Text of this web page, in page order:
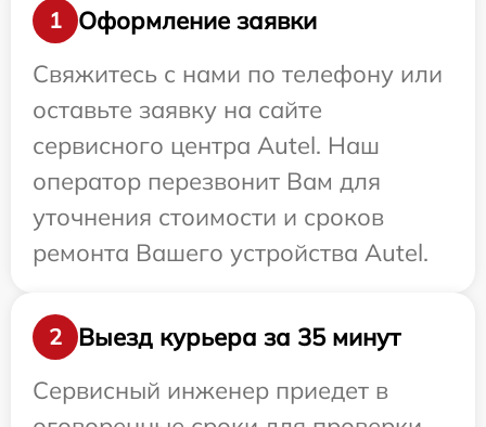
1
Оформление заявки
Свяжитесь с нами по телефону или
оставьте заявку на сайте
сервисного центра Autel. Наш
оператор перезвонит Вам для
уточнения стоимости и сроков
ремонта Вашего устройства Autel.
2
Выезд курьера за 35 минут
Сервисный инженер приедет в